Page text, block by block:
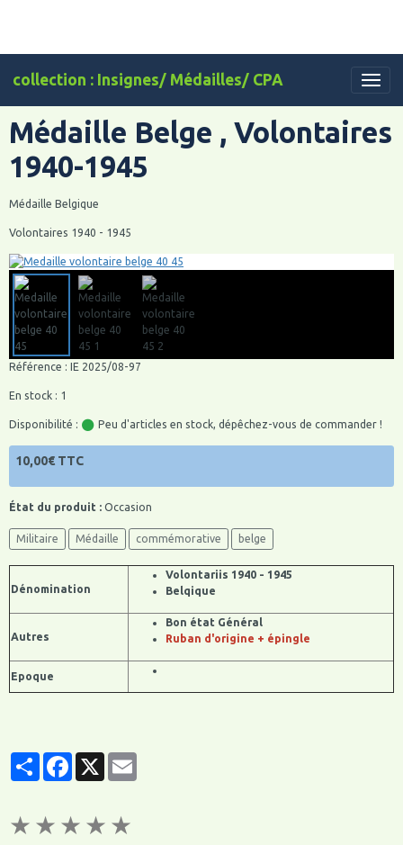
collection : Insignes/ Médailles/ CPA
Médaille Belge , Volontaires
1940-1945
Médaille Belgique
Volontaires 1940 - 1945
Référence : IE 2025/08-97
En stock : 1
Disponibilité : Peu d'articles en stock, dépêchez-vous de commander !
10,00€ TTC
État du produit : Occasion
Militaire Médaille commémorative belge
Dénomination
Volontariis 1940 - 1945
Belqique
Autres
Bon état Général
Ruban d'origine + épingle
Epoque
PartagerFacebook
X
★ ★ ★ ★ ★